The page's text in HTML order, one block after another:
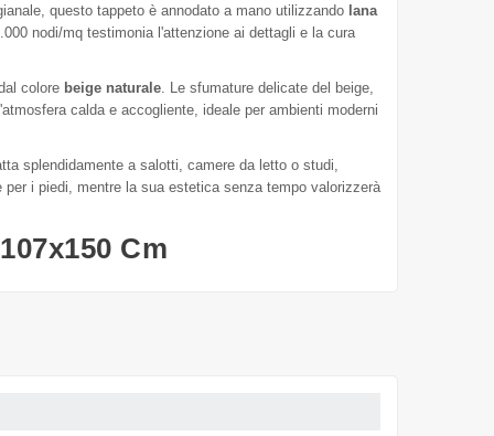
questo tappeto è annodato a mano utilizzando lana
nodi/mq testimonia l'attenzione ai dettagli e la cura
colore beige naturale . Le sfumature delicate del beige,
calda e accogliente, ideale per ambienti moderni
splendidamente a salotti, camere da letto o studi,
i piedi, mentre la sua estetica senza tempo valorizzerà
Cm